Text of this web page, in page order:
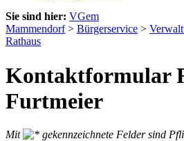
Sie sind hier: VGem
Mammendorf> Bürgerservice >
Rathaus
Kontaktformular
Furtmeier
Mit
gekennzeichnete Felder sind